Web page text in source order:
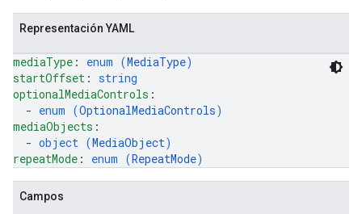
Representación YAML
mediaType : enum (MediaType)
startOffset : string
optionalMediaControls :
  -
enum (OptionalMediaControls)
mediaObjects :
  -
object (MediaObject)
repeatMode : enum (RepeatMode)
Campos